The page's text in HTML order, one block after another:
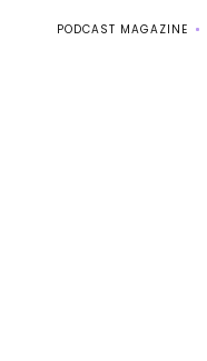
PODCAST MAGAZINE